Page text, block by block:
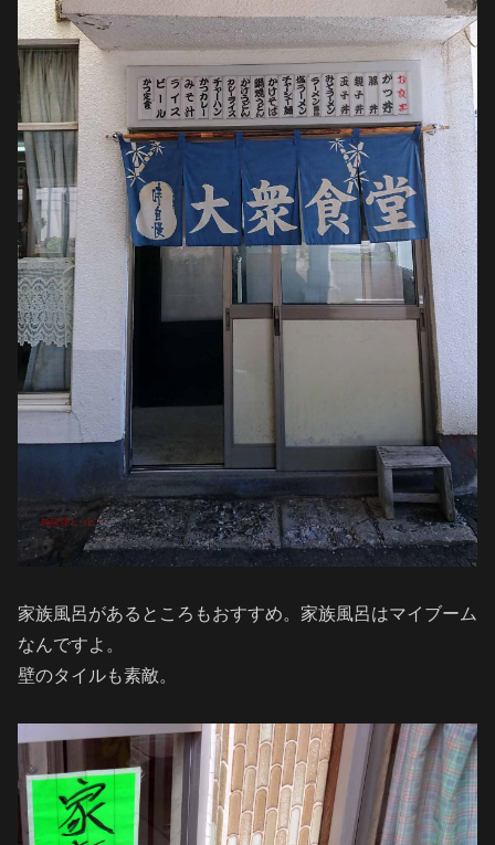
家族風呂があるところもおすすめ。家族風呂はマイブーム
なんですよ。
壁のタイルも素敵。